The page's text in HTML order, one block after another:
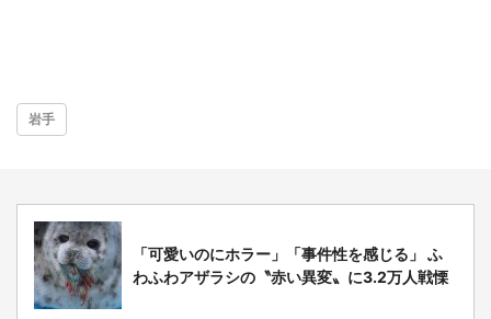
岩手
「可愛いのにホラー」「事件性を感じる」 ふ
わふわアザラシの〝赤い異変〟に3.2万人戦慄